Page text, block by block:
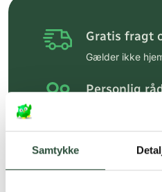
Samtykke
Gratis fragt
Gælder ikke
Personlig
Hurtig